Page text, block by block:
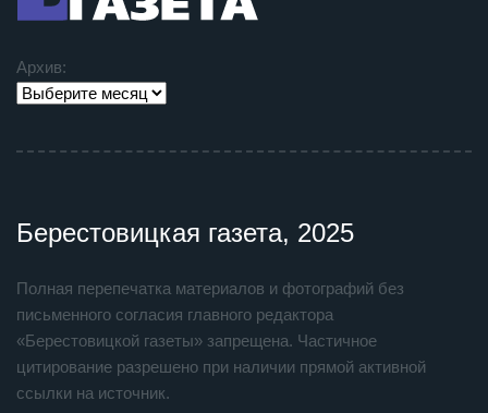
Архив:
Берестовицкая газета, 2025
Полная перепечатка материалов и фотографий без
письменного согласия главного редактора
«Берестовицкой газеты» запрещена. Частичное
цитирование разрешено при наличии прямой активной
ссылки на источник.